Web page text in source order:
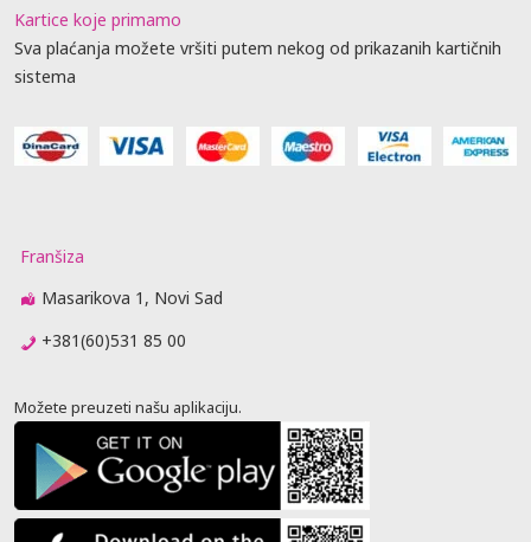
Kartice koje primamo
Sva plaćanja možete vršiti putem nekog od prikazanih kartičnih
sistema
Franšiza
Masarikova 1, Novi Sad
+381(60)531 85 00
Možete preuzeti našu aplikaciju.